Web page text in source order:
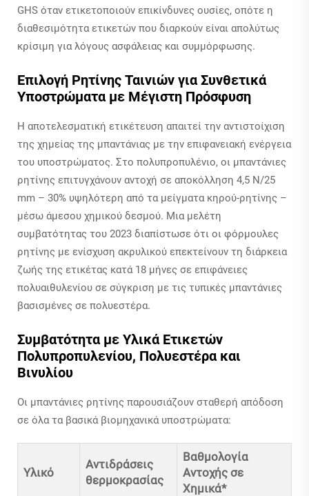
GHS όταν ετικετοποιούν επικίνδυνες ουσίες, οπότε η
διαθεσιμότητα ετικετών που διαρκούν είναι απολύτως
κρίσιμη για λόγους ασφάλειας και συμμόρφωσης.
Επιλογή Ρητίνης Ταινιών για Συνθετικά
Υποστρώματα με Μέγιστη Πρόσφυση
Η αποτελεσματική ετικέτευση απαιτεί την αντιστοίχιση
της χημείας της μπαντάνιας με την επιφανειακή ενέργεια
του υποστρώματος. Στο πολυπροπυλένιο, οι μπαντάνιες
ρητίνης επιτυγχάνουν αντοχή σε αποκόλληση 4,5 N/25
mm – 30% υψηλότερη από τα μείγματα κηρού-ρητίνης –
μέσω άμεσου χημικού δεσμού. Μια μελέτη
συμβατότητας του 2023 διαπίστωσε ότι οι φόρμουλες
ρητίνης με ενίσχυση ακρυλικού επεκτείνουν τη διάρκεια
ζωής της ετικέτας κατά 18 μήνες σε επιφάνειες
πολυαιθυλενίου σε σύγκριση με τις τυπικές μπαντάνιες
βασισμένες σε πολυεστέρα.
Συμβατότητα με Υλικά Ετικετών
Πολυπροπυλενίου, Πολυεστέρα και
Βινυλίου
Οι μπαντάνιες ρητίνης παρουσιάζουν σταθερή απόδοση
σε όλα τα βασικά βιομηχανικά υποστρώματα:
Υλικό
Αντιδράσεις
θερμοκρασίας
Βαθμολογία
Αντοχής σε
Χημικά*